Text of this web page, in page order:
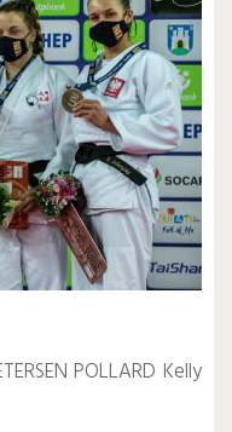
POLLARD Kelly